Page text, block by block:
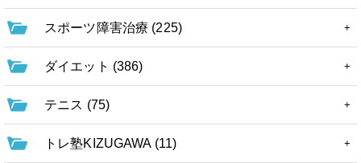
スポーツ障害治療 (225)
ダイエット (386)
テニス (75)
トレ塾KIZUGAWA (11)